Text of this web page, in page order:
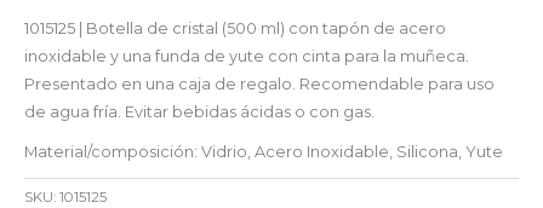
1015125 | Botella de cristal (500 ml) con tapón de acero
inoxidable y una funda de yute con cinta para la muñeca.
Presentado en una caja de regalo. Recomendable para uso
de agua fría. Evitar bebidas ácidas o con gas.
Material/composición: Vidrio, Acero Inoxidable, Silicona, Yute
SKU: 1015125